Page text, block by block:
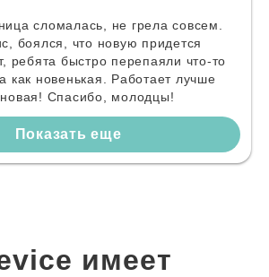
сломалась, не грела совсем.
боялся, что новую придется
ребята быстро перепаяли что-то
как новенькая. Работает лучше
Спасибо, молодцы!
Показать еще
имеет